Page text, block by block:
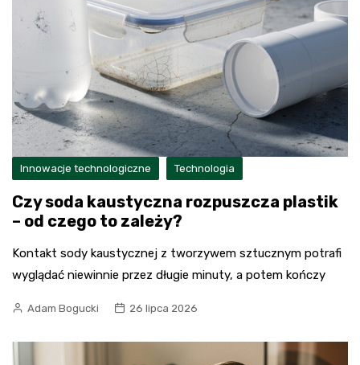
Innowacje technologiczne Technologia
Czy soda kaustyczna rozpuszcza plastik
– od czego to zależy?
Kontakt sody kaustycznej z tworzywem sztucznym potrafi
wyglądać niewinnie przez długie minuty, a potem kończy
Adam Bogucki 26 lipca 2026